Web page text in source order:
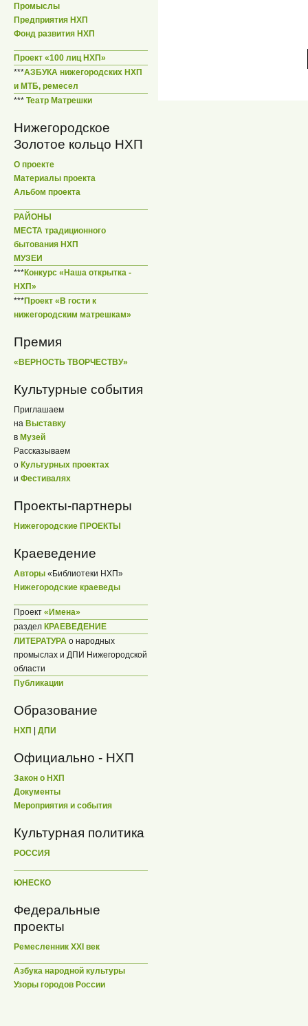
Промыслы
Предприятия НХП
Фонд развития НХП
Проект «100 лиц НХП»
***АЗБУКА нижегородских НХП
и МТБ, ремесел
*** Театр Матрешки
Нижегородское
Золотое кольцо НХП
О проекте
Материалы проекта
Альбом проекта
РАЙОНЫ
МЕСТА традиционного
бытования НХП
МУЗЕИ
***Конкурс «Наша открытка -
НХП»
***Проект «В гости к
нижегородским матрешкам»
Премия
«ВЕРНОСТЬ ТВОРЧЕСТВУ»
Культурные события
Приглашаем
на Выставку
в Музей
Рассказываем
о Культурных проектах
и Фестивалях
Проекты-партнеры
Нижегородские ПРОЕКТЫ
Краеведение
Авторы «Библиотеки НХП»
Нижегородские краеведы
Проект «Имена»
раздел КРАЕВЕДЕНИЕ
ЛИТЕРАТУРА о народных
промыслах и ДПИ Нижегородской
области
Публикации
Образование
НХП | ДПИ
Официально - НХП
Закон о НХП
Документы
Мероприятия и события
Культурная политика
РОССИЯ
ЮНЕСКО
Федеральные
проекты
Ремесленник XXI век
Азбука народной культуры
Узоры городов России